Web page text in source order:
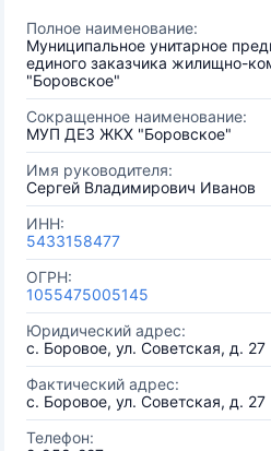
Полное наименование:
Муниципальное унитарное
единого заказчика жилищно-
"Боровское"
Сокращенное наименование:
МУП ДЕЗ ЖКХ "Боровское"
Имя руководителя:
Сергей Владимирович Иванов
ИНН:
5433158477
ОГРН:
1055475005145
Юридический адрес:
с. Боровое, ул. Советская, д. 27
Фактический адрес:
с. Боровое, ул. Советская, д. 27
Телефон: